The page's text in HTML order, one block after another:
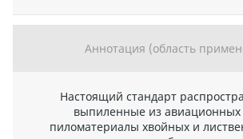
Аннотация (область
Настоящий стандарт
выпиленные из
пиломатериалы хвойных и